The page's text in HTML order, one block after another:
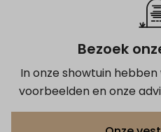
Bezoek
In onze showtuin
voorbeelden en onze